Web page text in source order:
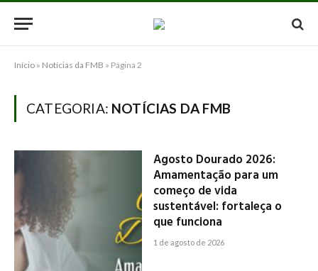
Início » Notícias da FMB » Página 2
CATEGORIA: NOTÍCIAS DA FMB
Agosto Dourado 2026:
Amamentação para um
começo de vida
sustentável: fortaleça o
que funciona
1 de agosto de 2026